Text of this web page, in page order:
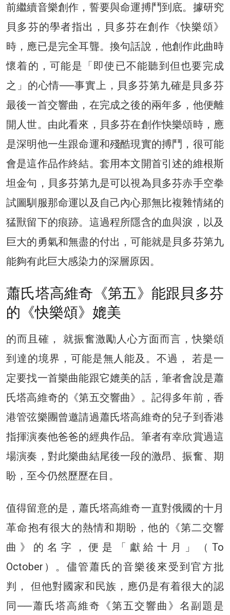
前繼續音樂創作，誓要與命運搏鬥到底。據研究
貝多芬的學者指出，貝多芬在創作《快樂頌》
時，應已是完全耳聾。換句話說，他創作此曲時
懷着的，可能是「即使已不能聽到但也要完成
之」的心情──事實上，貝多芬第九確是貝多芬
最後一首交響曲，在完成之後的兩年多，他便離
開人世。由此看來，貝多芬在創作快樂頌時，應
是深明他一生跟命運和殘酷現實的搏鬥，很可能
會是這作品作終結。套用本文開首引述的維根斯
坦金句，貝多芬第九是可以視為貝多芬赤手空拳
試圖馴服那命運以及自己內心那無比複雜情緒的
猛獸留下的痕跡。這過程所隱含的血與淚，以及
巨大的勇氣和無盡的付出，可能就是貝多芬第九
能夠有此巨大感染力的深層原因。
蕭氏塔高維奇《第五》能跟貝多芬
的《快樂頌》媲美
的而且確， 就振奮激勵人心方面而言，快樂頌
到達的境界，可能是無人能及。不過， 若是一
定要找一首樂曲能跟它媲美的話，筆者會說是蕭
氏塔高維奇的《第五交響曲》。記得多年前，香
港管弦樂團曾邀請過蕭氏塔高維奇的兒子到香港
指揮演奏他爸爸的經典作品。筆者有幸欣賞過這
場演奏，對此樂曲結尾後一段的激昂、振奮、期
盼，至今仍然歷歷在目。
值得留意的是，蕭氏塔高維奇一直對俄國的十月
革命抱有很大的熱情和期盼，他的《第二交響
曲》的名字，便是「獻給十月」（To
October）。儘管蕭氏的音樂後來受到官方批
判， 但他對國家和民族，應仍是有着很大的認
同──蕭氏塔高維奇《第五交響曲》名副題是